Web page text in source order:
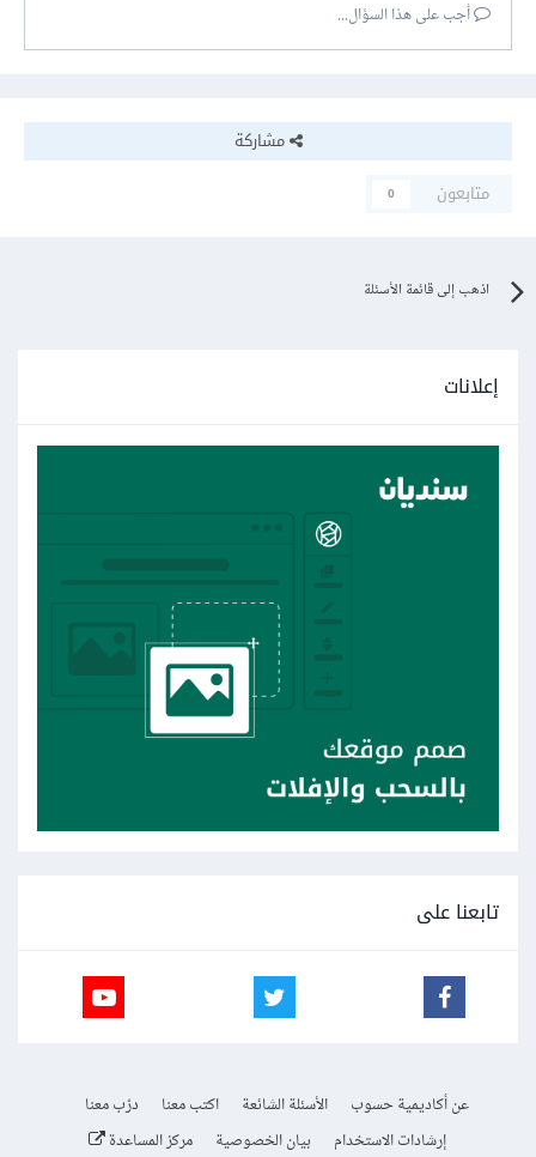
أجب على هذا السؤال...
مشاركة
متابعون
0
اذهب إلى قائمة الأسئلة
إعلانات
تابعنا على
عن أكاديمية حسوب الأسئلة الشائعة اكتب معنا
درّب معنا
إرشادات الاستخدام
بيان الخصوصية مركز المساعدة